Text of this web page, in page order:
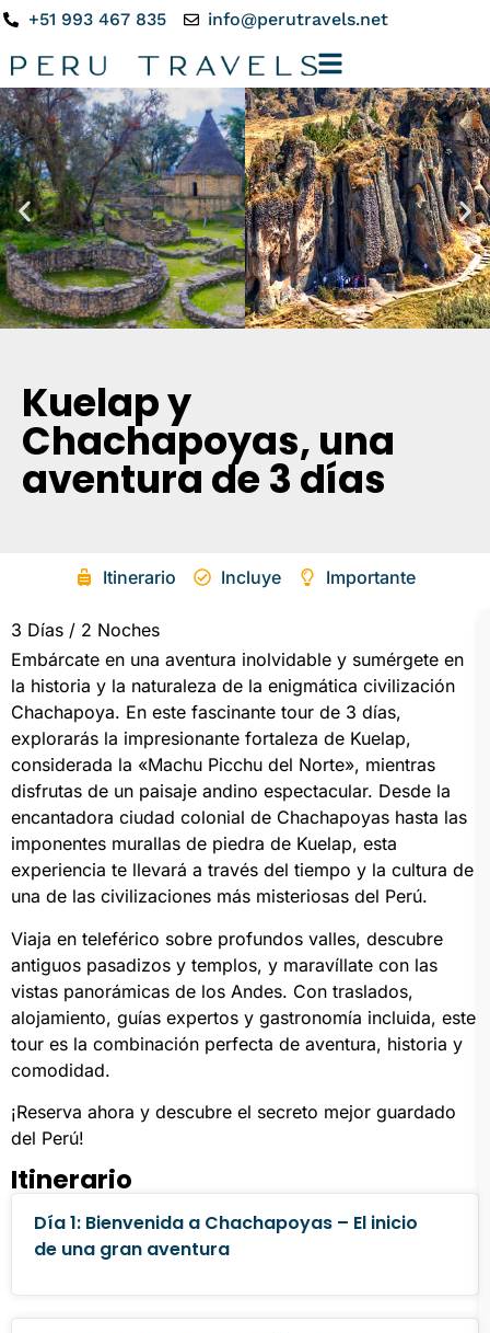
+51 993 467 835 info@perutravels.net
Kuelap y
Chachapoyas, una
aventura de 3 días
Itinerario Incluye Importante
3 Días / 2 Noches
Embárcate en una aventura inolvidable y sumérgete en
la historia y la naturaleza de la enigmática civilización
Chachapoya. En este fascinante tour de 3 días,
explorarás la impresionante fortaleza de Kuelap,
considerada la «Machu Picchu del Norte», mientras
disfrutas de un paisaje andino espectacular. Desde la
encantadora ciudad colonial de Chachapoyas hasta las
imponentes murallas de piedra de Kuelap, esta
experiencia te llevará a través del tiempo y la cultura de
una de las civilizaciones más misteriosas del Perú.
Viaja en teleférico sobre profundos valles, descubre
antiguos pasadizos y templos, y maravíllate con las
vistas panorámicas de los Andes. Con traslados,
alojamiento, guías expertos y gastronomía incluida, este
tour es la combinación perfecta de aventura, historia y
comodidad.
¡Reserva ahora y descubre el secreto mejor guardado
del Perú!
Itinerario
Día 1: Bienvenida a Chachapoyas – El inicio
de una gran aventura